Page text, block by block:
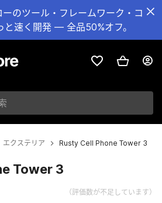
のツール・フレームワーク・コ
と速く開発 — 全品50%オフ。
エクステリア Rusty Cell Phone Tower 3
Tower 3
（評価数が不足しています）